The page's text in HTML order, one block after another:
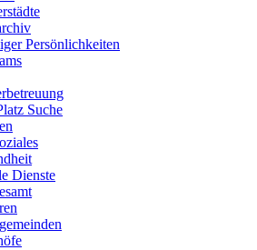
Persönlichkeiten
Suche
Dienste